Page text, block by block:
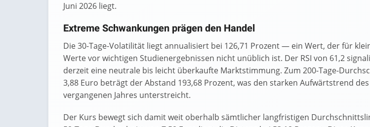
Juni 2026 liegt.
Extreme Schwankungen prägen den Handel
Die 30-Tage-Volatilität liegt annualisiert bei 126,71 Prozent — ein Wert, der für
Werte vor wichtigen Studienergebnissen nicht unüblich ist. Der RSI von 61,2
derzeit eine neutrale bis leicht überkaufte Marktstimmung. Zum 200-Tage-
3,88 Euro beträgt der Abstand 193,68 Prozent, was den starken Aufwärtstrend des
vergangenen Jahres unterstreicht.
Der Kurs bewegt sich damit weit oberhalb sämtlicher langfristigen